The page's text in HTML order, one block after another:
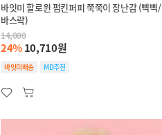
바잇미 할로윈 펌킨퍼피 쭉쭉이 장난감 (삑삑/
바스락)
14,000
24%10,710원
바잇미배송 MD추천